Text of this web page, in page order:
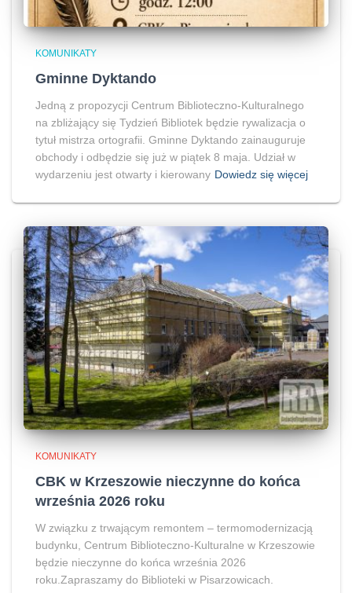
KOMUNIKATY
Gminne Dyktando
Jedną z propozycji Centrum Biblioteczno-Kulturalnego
na zbliżający się Tydzień Bibliotek będzie rywalizacja o
tytuł mistrza ortografii. Gminne Dyktando zainauguruje
obchody i odbędzie się już w piątek 8 maja. Udział w
wydarzeniu jest otwarty i kierowany Dowiedz się więcej
KOMUNIKATY
CBK w Krzeszowie nieczynne do końca
września 2026 roku
W związku z trwającym remontem – termomodernizacją
budynku, Centrum Biblioteczno-Kulturalne w Krzeszowie
będzie nieczynne do końca września 2026
roku.Zapraszamy do Biblioteki w Pisarzowicach.